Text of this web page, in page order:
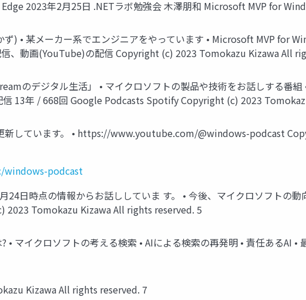
2023年2月25日 .NETラボ勉強会 木澤朋和 Microsoft MVP for
ず) • 某メーカー系でエンジニアをやっています • Microsoft MVP for
信、動画(YouTube)の配信 Copyright (c) 2023 Tomokazu Kizawa All
のデジタル生活」 • マイクロソフトの製品や技術をお話しする番
信 13年 / 668回 Google Podcasts Spotify Copyright (c) 2023
新しています。 • https://www.youtube.com/@windows-podcast
podcast
24日時点の情報からお話ししていま す。 • 今後、マイクロソフトの
2023 Tomokazu Kizawa All rights reserved. 5
• マイクロソフトの考える検索 • AIによる検索の再発明 • 責任あるAI
Kizawa All rights reserved. 7